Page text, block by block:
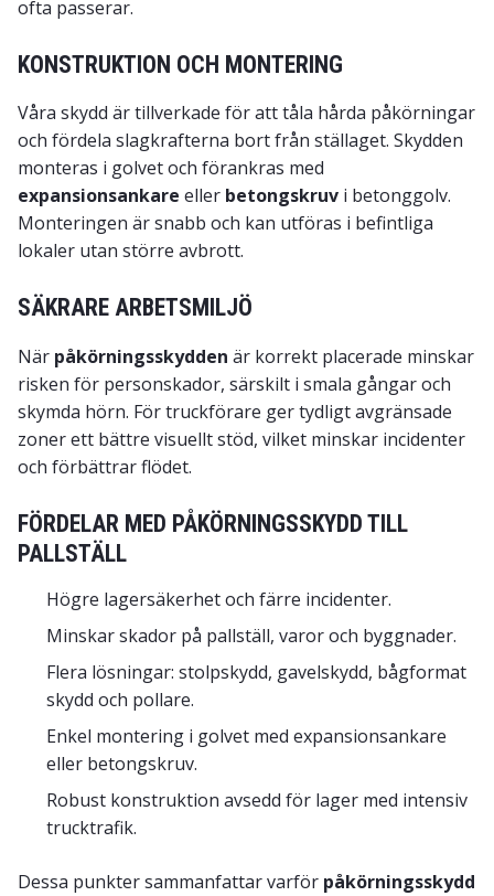
ofta passerar.
KONSTRUKTION OCH MONTERING
Våra skydd är tillverkade för att tåla hårda påkörningar
och fördela slagkrafterna bort från ställaget. Skydden
monteras i golvet och förankras med
expansionsankare eller betongskruv i betonggolv.
Monteringen är snabb och kan utföras i befintliga
lokaler utan större avbrott.
SÄKRARE ARBETSMILJÖ
När påkörningsskydden är korrekt placerade minskar
risken för personskador, särskilt i smala gångar och
skymda hörn. För truckförare ger tydligt avgränsade
zoner ett bättre visuellt stöd, vilket minskar incidenter
och förbättrar flödet.
FÖRDELAR MED PÅKÖRNINGSSKYDD TILL
PALLSTÄLL
Högre lagersäkerhet och färre incidenter.
Minskar skador på pallställ, varor och byggnader.
Flera lösningar: stolpskydd, gavelskydd, bågformat
skydd och pollare.
Enkel montering i golvet med expansionsankare
eller betongskruv.
Robust konstruktion avsedd för lager med intensiv
trucktrafik.
Dessa punkter sammanfattar varför påkörningsskydd